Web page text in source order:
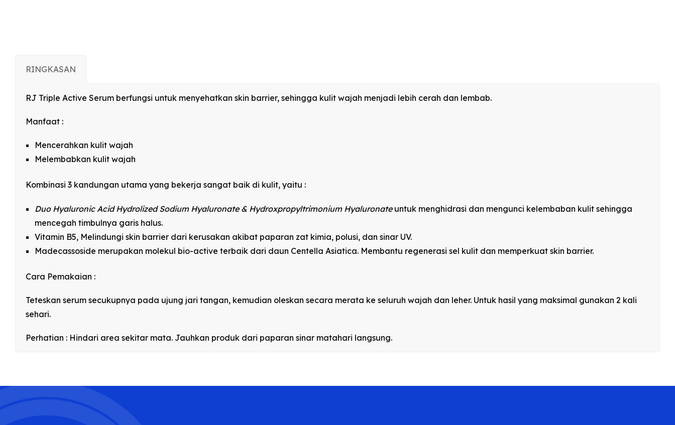
RINGKASAN
RJ Triple Active Serum berfungsi untuk menyehatkan skin barrier, sehingga kulit wajah menjadi lebih cerah dan lembab.
Manfaat :
Mencerahkan kulit wajah
Melembabkan kulit wajah
Kombinasi 3 kandungan utama yang bekerja sangat baik di kulit, yaitu :
Duo Hyaluronic Acid Hydrolized Sodium Hyaluronate & Hydroxpropyltrimonium Hyaluronateuntuk menghidrasi dan mengunci kelembaban kulit sehingga
mencegah timbulnya garis halus.
Vitamin B5, Melindungi skin barrier dari kerusakan akibat paparan zat kimia, polusi, dan sinar UV.
Madecassoside merupakan molekul bio-active terbaik dari daun Centella Asiatica. Membantu regenerasi sel kulit dan memperkuat skin barrier.
Cara Pemakaian :
Teteskan serum secukupnya pada ujung jari tangan, kemudian oleskan secara merata ke seluruh wajah dan leher. Untuk hasil yang maksimal gunakan 2 kali
sehari.
Perhatian : Hindari area sekitar mata. Jauhkan produk dari paparan sinar matahari langsung.